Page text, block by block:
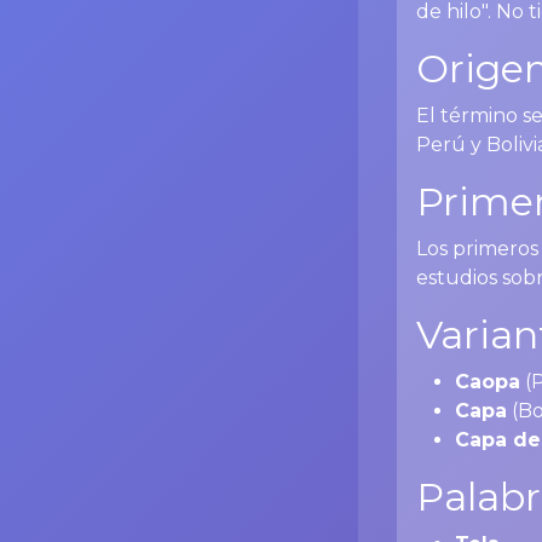
de hilo". No
El término
Perú y
Los
estudios
Caopa
Capa
Capa